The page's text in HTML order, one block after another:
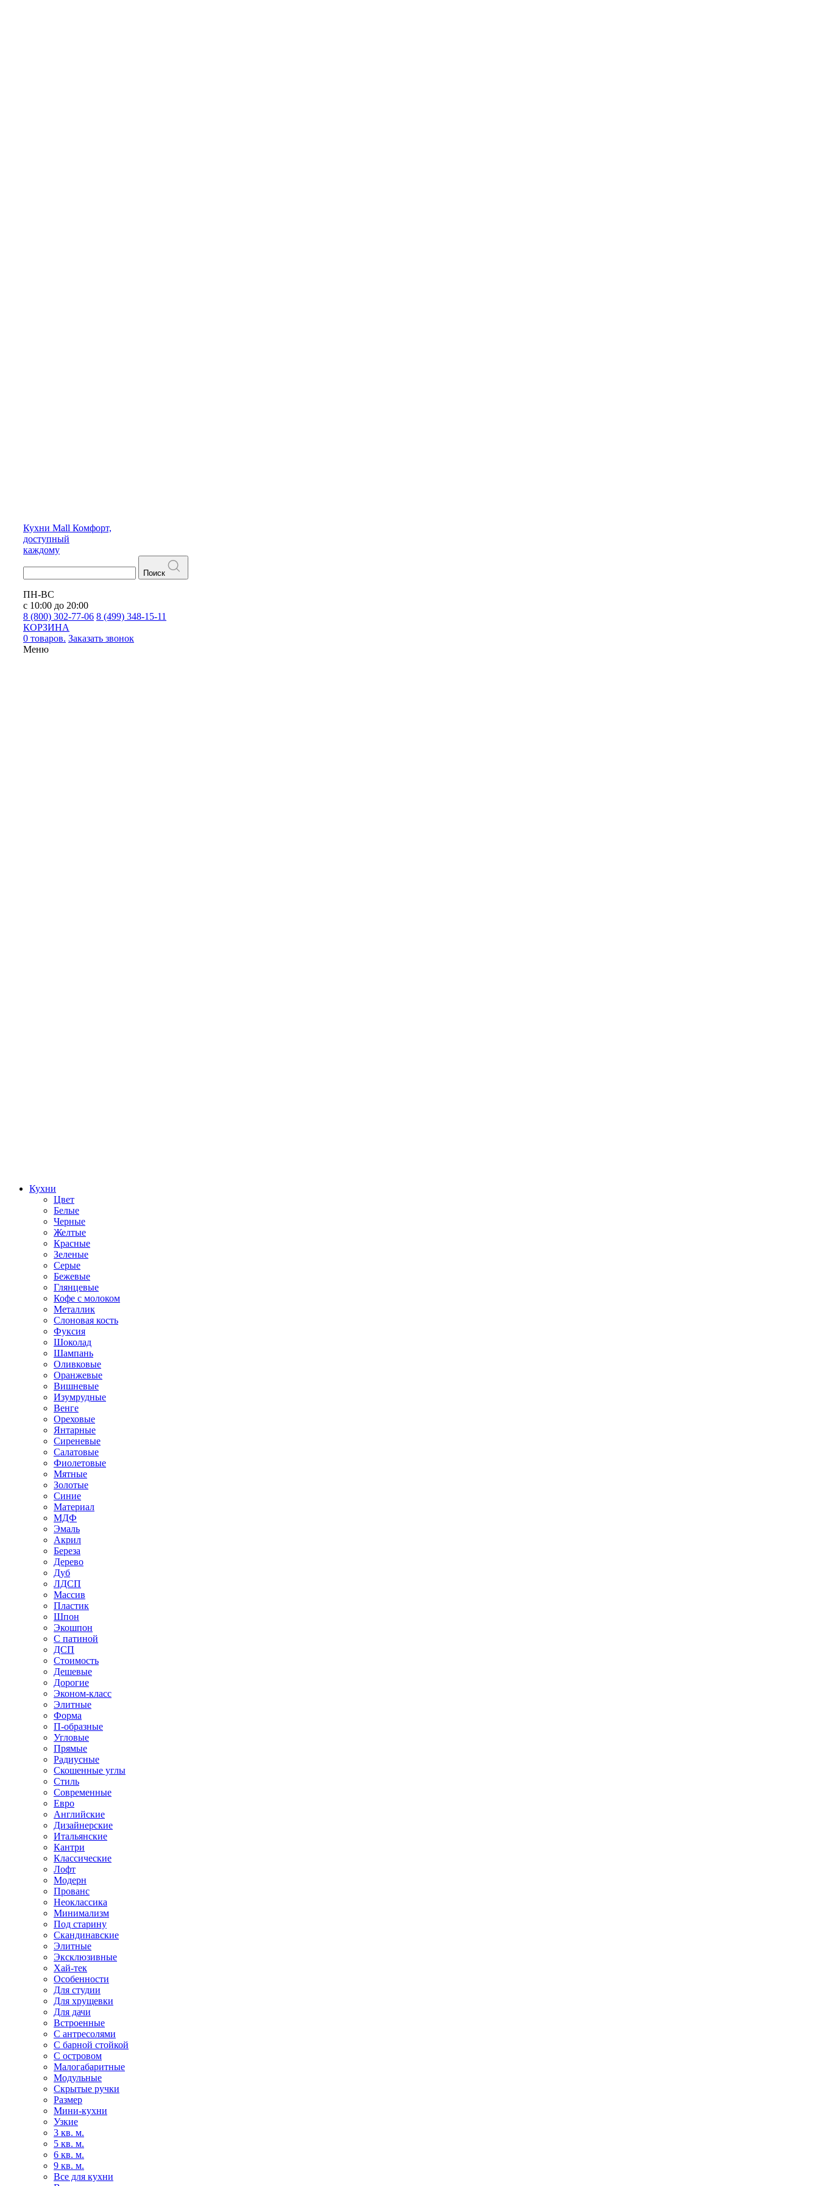
Кухни Mall Комфорт,
доступный
каждому
Поиск
ПН-ВС
с 10:00 до 20:00
8 (800) 302-77-06 8 (499) 348-15-11
КОРЗИНА
0 товаров. Заказать звонок
Меню
Кухни
Цвет
Белые
Черные
Желтые
Красные
Зеленые
Серые
Бежевые
Глянцевые
Кофе с молоком
Металлик
Слоновая кость
Фуксия
Шоколад
Шампань
Оливковые
Оранжевые
Вишневые
Изумрудные
Венге
Ореховые
Янтарные
Сиреневые
Салатовые
Фиолетовые
Мятные
Золотые
Синие
Материал
МДФ
Эмаль
Акрил
Береза
Дерево
Дуб
ЛДСП
Массив
Пластик
Шпон
Экошпон
С патиной
ДСП
Стоимость
Дешевые
Дорогие
Эконом-класс
Элитные
Форма
П-образные
Угловые
Прямые
Радиусные
Скошенные углы
Стиль
Современные
Евро
Английские
Дизайнерские
Итальянские
Кантри
Классические
Лофт
Модерн
Прованс
Неоклассика
Минимализм
Под старину
Скандинавские
Элитные
Эксклюзивные
Хай-тек
Особенности
Для студии
Для хрущевки
Для дачи
Встроенные
С антресолями
С барной стойкой
С островом
Малогабаритные
Модульные
Скрытые ручки
Размер
Мини-кухни
Узкие
3 кв. м.
5 кв. м.
6 кв. м.
9 кв. м.
Все для кухни